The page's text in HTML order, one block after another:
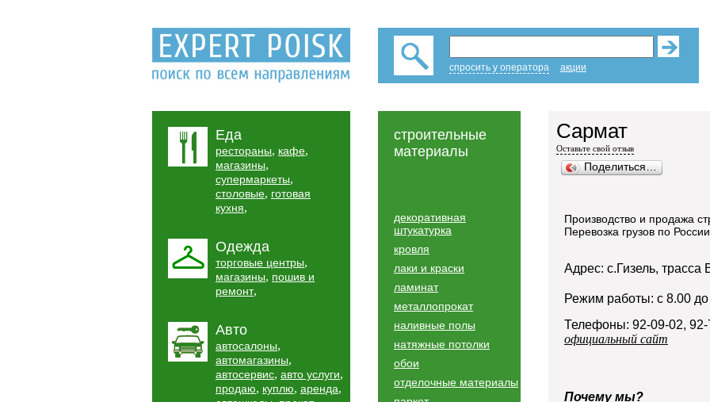
спросить у оператора акции
Еда
рестораны, кафе,
магазины,
супермаркеты,
столовые, готовая
кухня,
Одежда
торговые центры,
магазины, пошив и
ремонт,
Авто
автосалоны,
автомагазины,
автосервис, авто услуги,
продаю, куплю, аренда,
строительные
материалы
декоративная
штукатурка
кровля
лаки и краски
ламинат
металлопрокат
наливные полы
натяжные потолки
обои
отделочные материалы
Сармат
Оставьте свой отзыв
Поделиться…
Производство и продажа
Перевозка грузов по России
Адрес: с.Гизель, трасса
Режим работы: с 8.00
Телефоны: 92-09-02,
официальный сайт
Почему мы?